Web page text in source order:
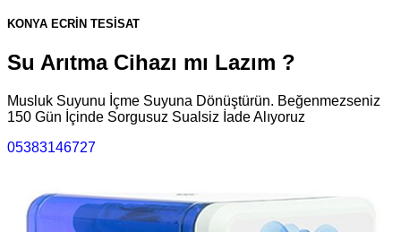
KONYA ECRİN TESİSAT
Su Arıtma Cihazı mı Lazım ?
Musluk Suyunu İçme Suyuna Dönüştürün. Beğenmezseniz
150 Gün İçinde Sorgusuz Sualsiz İade Alıyoruz
05383146727